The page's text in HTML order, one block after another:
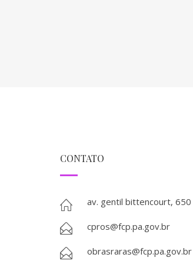
CONTATO
av. gentil bittencourt, 650
cpros@fcp.pa.gov.br
obrasraras@fcp.pa.gov.br